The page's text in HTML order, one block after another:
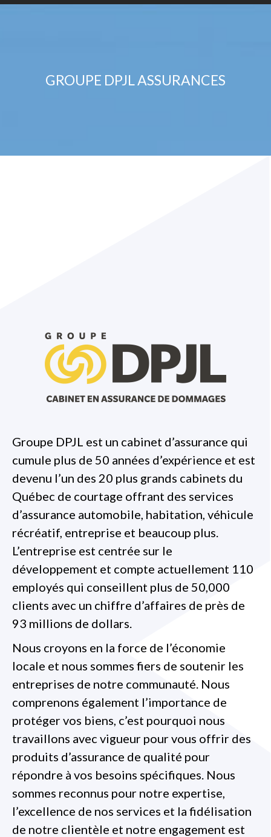
GROUPE DPJL ASSURANCES
Groupe DPJL est un cabinet d’assurance qui
cumule plus de 50 années d’expérience et est
devenu l’un des 20 plus grands cabinets du
Québec de courtage offrant des services
d’assurance automobile, habitation, véhicule
récréatif, entreprise et beaucoup plus.
L’entreprise est centrée sur le
développement et compte actuellement 110
employés qui conseillent plus de 50,000
clients avec un chiffre d’affaires de près de
93 millions de dollars.
Nous croyons en la force de l’économie
locale et nous sommes fiers de soutenir les
entreprises de notre communauté. Nous
comprenons également l’importance de
protéger vos biens, c’est pourquoi nous
travaillons avec vigueur pour vous offrir des
produits d’assurance de qualité pour
répondre à vos besoins spécifiques. Nous
sommes reconnus pour notre expertise,
l’excellence de nos services et la fidélisation
de notre clientèle et notre engagement est